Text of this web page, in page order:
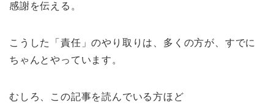
感謝を伝える。
こうした「責任」のやり取りは、多くの方が、すでに
ちゃんとやっています。
むしろ、この記事を読んでいる方ほど